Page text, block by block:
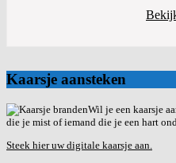
Kaarsje aansteken
Wil je een kaarsje
die je mist of iemand die je een hart
Steek hier uw digitale kaarsje aan.